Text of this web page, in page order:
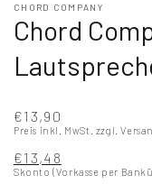
CHORD COMPANY
Chord
€13,90
Preis inkl. MwSt. zzgl.
€13,48
Skonto (Vorkasse per